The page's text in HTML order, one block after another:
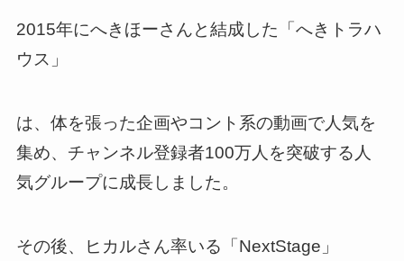
2015年にへきほーさんと結成した「へきトラハ
ウス」
は、体を張った企画やコント系の動画で人気を
集め、チャンネル登録者100万人を突破する人
気グループに成長しました。
その後、ヒカルさん率いる「NextStage」